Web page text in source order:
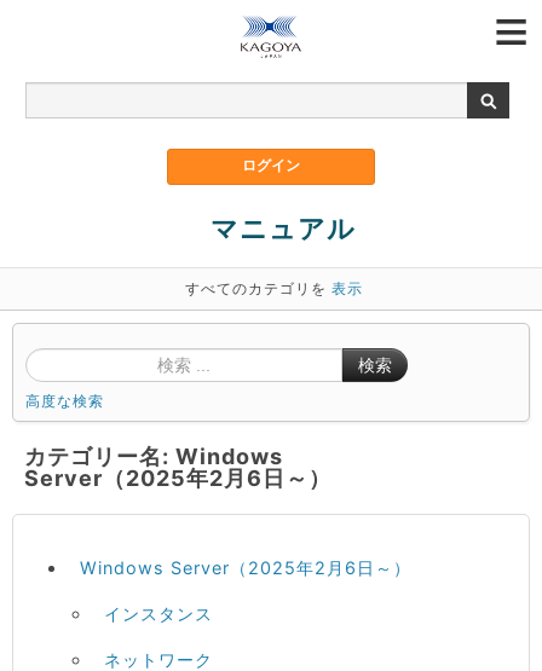
マニュアル
すべてのカテゴリを 表示
検索
高度な検索
カテゴリー名: Windows
Server（2025年2月6日～）
Windows Server（2025年2月6日～）
インスタンス
ネットワーク